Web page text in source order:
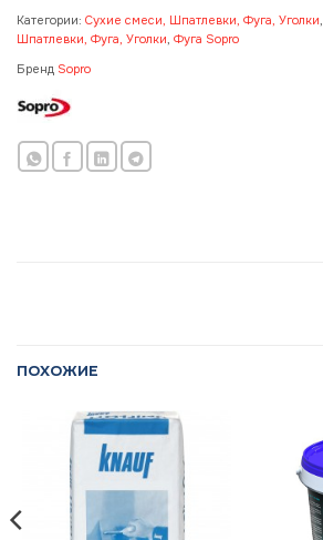
Категории: Сухие смеси, Шпатлевки, Фуга, Уголки,
Шпатлевки, Фуга, Уголки, Фуга Sopro
Бренд Sopro
ПОХОЖИЕ